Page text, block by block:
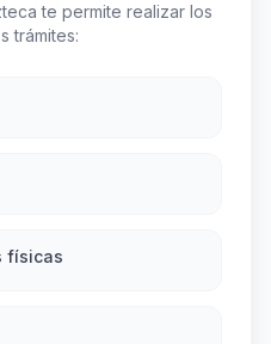
te permite realizar los
trámites:
físicas